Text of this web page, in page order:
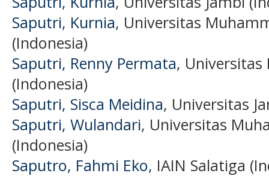
Saputri, Kurnia, Universitas
(Indonesia)
Saputri, Renny Permata, Universitas
(Indonesia)
Saputri, Sisca Meidina, Universitas
Saputri, Wulandari, Universitas
(Indonesia)
Saputro, Fahmi Eko, IAIN Salatiga